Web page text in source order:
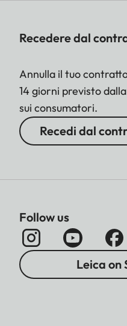
Recedere dal
Annulla il tuo
14 giorni previsto
sui consumatori.
Recedi dal
Follow us
Leica on